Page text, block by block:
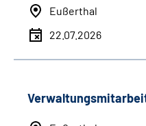
Eußerthal
22.07.2026